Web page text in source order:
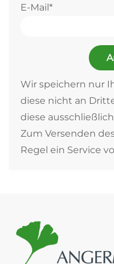
E-Mail*
Wir speichern nur
diese nicht an
diese
Zum Versenden
Regel ein Service